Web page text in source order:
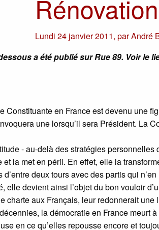
Lundi 24 janvier 2011,parAndré
a été publié sur Rue 89. Voir le
Constituante en France est devenu une
une lorsqu’il sera Président. La
- au-delà des stratégies
et la met en péril. En effet, elle la
d’entre deux tours avec des partis qui
elle devient ainsi l’objet du bon vouloir
charte aux Français, leur redonnerait une
la démocratie en France meurt
en ce qu’elles repousse encore et